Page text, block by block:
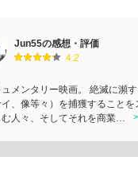
Jun55の感想・評価
4.2
ュメンタリー映画。 絶滅に瀕
イ、像等々）を捕獲すること
む人々、そしてそれを商業…